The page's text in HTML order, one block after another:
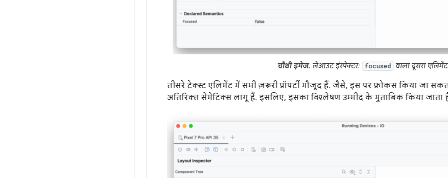
चौथी इमेज. लेआउट इंस्पेक्टर: focused वाला दूसरा
तीसरे टेक्स्ट एलिमेंट में सभी ज़रूरी प्रॉपर्टी मौजूद हैं. जैसे, इस पर फ़ोकस किया जा
अतिरिक्त सेमेटिक्स लागू हैं. इसलिए, इसका विश्लेषण उम्मीद के मुताबिक किया जाता